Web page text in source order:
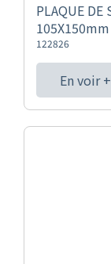
PLAQUE
105X150mm
122826
En voir +